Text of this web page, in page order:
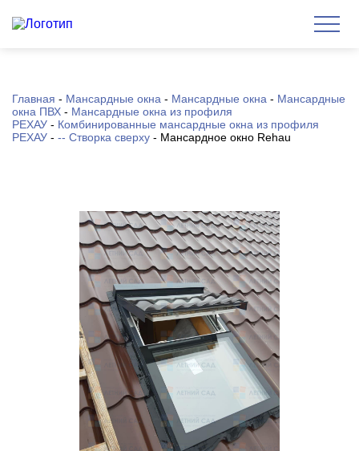
Главная - Мансардные окна - Мансардные окна - Мансардные
окна ПВХ - Мансардные окна из профиля
РЕХАУ - Комбинированные мансардные окна из профиля
РЕХАУ - -- Створка сверху - Мансардное окно Rehau